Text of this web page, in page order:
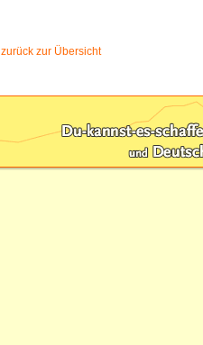
zurück zur Übersicht